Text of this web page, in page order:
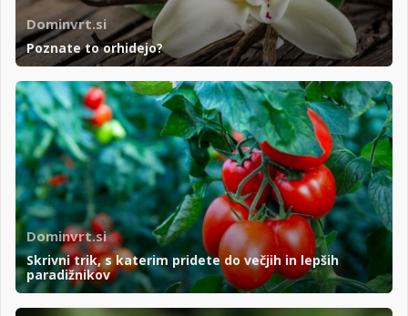
Dominvrt.si
Poznate to orhidejo?
Dominvrt.si
Skrivni trik, s katerim pridete do večjih in lepših
paradižnikov